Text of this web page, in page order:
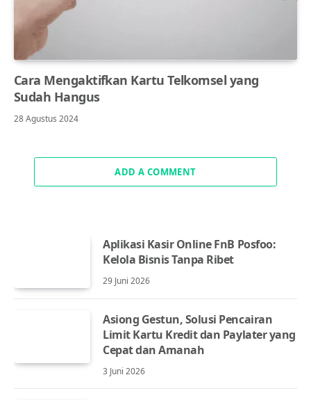
Cara Mengaktifkan Kartu Telkomsel yang
Sudah Hangus
28 Agustus 2024
ADD A COMMENT
Aplikasi Kasir Online FnB Posfoo:
Kelola Bisnis Tanpa Ribet
29 Juni 2026
Asiong Gestun, Solusi Pencairan
Limit Kartu Kredit dan Paylater yang
Cepat dan Amanah
3 Juni 2026